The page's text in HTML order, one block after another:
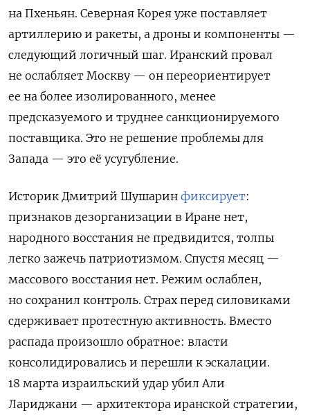
на Пхеньян. Северная Корея уже поставляет
артиллерию и ракеты, а дроны и компоненты —
следующий логичный шаг. Иранский провал
не ослабляет Москву — он переориентирует
ее на более изолированного, менее
предсказуемого и труднее санкционируемого
поставщика. Это не решение проблемы для
Запада — это её усугубление.
Историк Дмитрий Шушарин фиксирует:
признаков дезорганизации в Иране нет,
народного восстания не предвидится, толпы
легко зажечь патриотизмом. Спустя месяц —
массового восстания нет. Режим ослаблен,
но сохранил контроль. Страх перед силовиками
сдерживает протестную активность. Вместо
распада произошло обратное: власти
консолидировались и перешли к эскалации.
18 марта израильский удар убил Али
Лариджани — архитектора иранской стратегии,